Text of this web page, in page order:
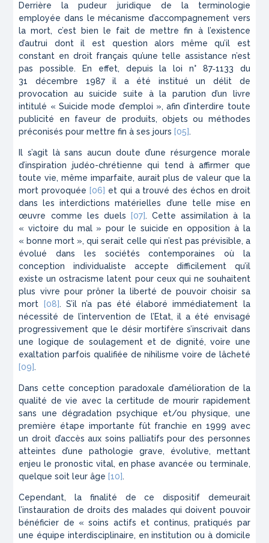
Derrière la pudeur juridique de la terminologie
employée dans le mécanisme d’accompagnement vers
la mort, c’est bien le fait de mettre fin à l’existence
d’autrui dont il est question alors même qu’il est
constant en droit français qu’une telle assistance n’est
pas possible. En effet, depuis la loi n° 87‑1133 du
31 décembre 1987 il a été institué un délit de
provocation au suicide suite à la parution d’un livre
intitulé « Suicide mode d’emploi », afin d’interdire toute
publicité en faveur de produits, objets ou méthodes
préconisés pour mettre fin à ses jours [05].
Il s’agit là sans aucun doute d’une résurgence morale
d’inspiration judéo-chrétienne qui tend à affirmer que
toute vie, même imparfaite, aurait plus de valeur que la
mort provoquée [06] et qui a trouvé des échos en droit
dans les interdictions matérielles d’une telle mise en
œuvre comme les duels
[07]. Cette assimilation à la
« victoire du mal » pour le suicide en opposition à la
« bonne mort », qui serait celle qui n’est pas prévisible, a
évolué dans les sociétés contemporaines où la
conception individualiste accepte difficilement qu’il
existe un ostracisme latent pour ceux qui ne souhaitent
plus vivre pour prôner la liberté de pouvoir choisir sa
mort
[08]. S’il n’a pas été élaboré immédiatement la
nécessité de l’intervention de l’Etat, il a été envisagé
progressivement que le désir mortifère s’inscrivait dans
une logique de soulagement et de dignité, voire une
exaltation parfois qualifiée de nihilisme voire de lâcheté
[09].
Dans cette conception paradoxale d’amélioration de la
qualité de vie avec la certitude de mourir rapidement
sans une dégradation psychique et/ou physique, une
première étape importante fût franchie en 1999 avec
un droit d’accès aux soins palliatifs pour des personnes
atteintes d’une pathologie grave, évolutive, mettant
enjeu le pronostic vital, en phase avancée ou terminale,
quelque soit leur âge [10].
Cependant, la finalité de ce dispositif demeurait
l’instauration de droits des malades qui doivent pouvoir
bénéficier de « soins actifs et continus, pratiqués par
une équipe interdisciplinaire, en institution ou à domicile